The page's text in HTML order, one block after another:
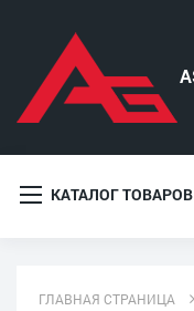
КАТАЛОГ ТОВАРОВ
ГЛАВНАЯ СТРАНИЦА